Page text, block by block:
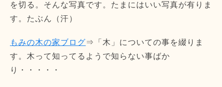
を切る。そんな写真です。たまにはいい写真が有りま
す。たぶん（汗）
もみの木の家ブログ⇒「木」についての事を綴りま
す。木って知ってるようで知らない事ばか
り・・・・・